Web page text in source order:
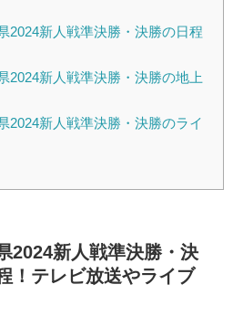
2024新人戦準決勝・決勝の日程
2024新人戦準決勝・決勝の地上
2024新人戦準決勝・決勝のライ
2024新人戦準決勝・決
！テレビ放送やライブ